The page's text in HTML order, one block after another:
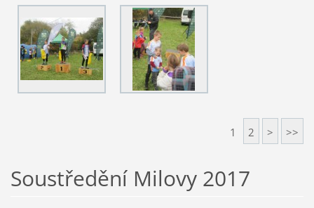
1 2 > >>
Soustředění Milovy 2017